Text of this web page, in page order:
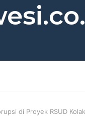
di Proyek RSUD